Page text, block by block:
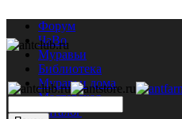
Форум
ЧаВо
Муравьи
Библиотека
Муравьи дома
Мастерская
Каталог